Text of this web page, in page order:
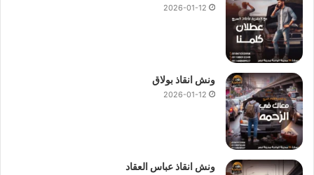
2026-01-12
ونش انقاذ بولاق
2026-01-12
ونش انقاذ عباس العقاد